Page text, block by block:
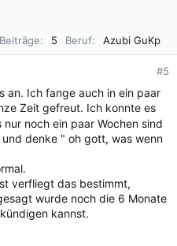
Beiträge 5 Beruf Azubi GuKp
#5
an. Ich fange auch in ein paar
Zeit gefreut. Ich konnte es
noch ein paar Wochen sind
denke " oh gott, was wenn
verfliegt das bestimmt,
wurde noch die 6 Monate
kannst.